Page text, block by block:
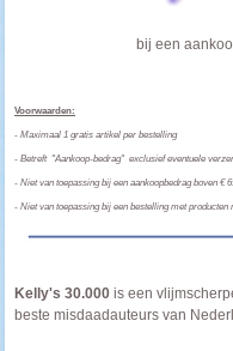
bij een
Voorwaarden:
- Maximaal 1 gratis artikel per bestelling
-Betreft "Aankoop-bedrag" exclusief eventuele
- Niet van toepassing bij een aankoopbedrag boven €
- Niet van toepassing bij een bestelling met producten
Kelly's 30.000 is een
beste misdaadauteurs van